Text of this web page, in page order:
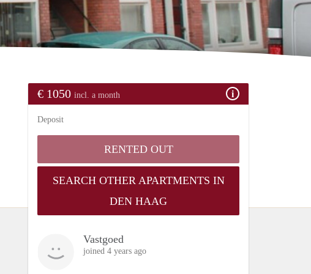
€ 1050 incl. a month
Deposit
RENTED OUT
SEARCH OTHER APARTMENTS IN
DEN HAAG
Vastgoed
joined 4 years ago